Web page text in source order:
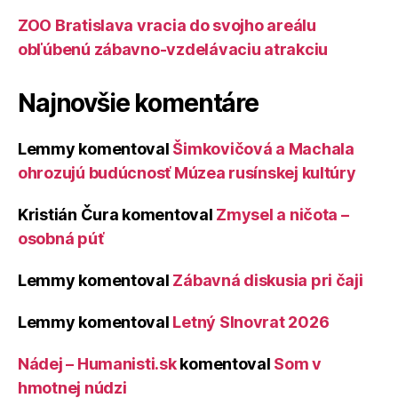
ZOO Bratislava vracia do svojho areálu
obľúbenú zábavno-vzdelávaciu atrakciu
Najnovšie komentáre
Lemmy komentoval Šimkovičová a Machala
ohrozujú budúcnosť Múzea rusínskej kultúry
Kristián Čura komentoval Zmysel a ničota –
osobná púť
Lemmy komentoval Zábavná diskusia pri čaji
Lemmy komentoval Letný Slnovrat 2026
Nádej – Humanisti.skkomentoval Som v
hmotnej núdzi